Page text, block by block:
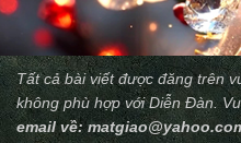
Tất cả bài viết được đăng trên
không phù hợp với Diễn Ðàn.
email về: